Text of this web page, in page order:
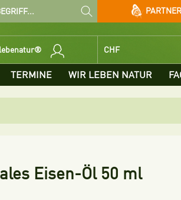
lebenatur® CHF
TERMINE WIR LEBEN NATUR
Eisen-Öl 50 ml